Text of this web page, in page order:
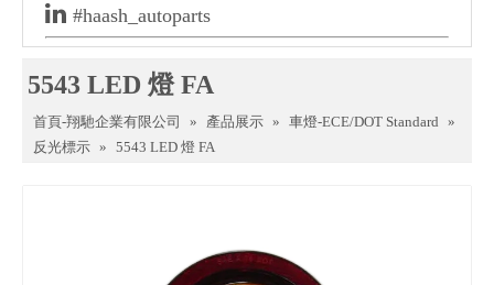
 #haash_autoparts
5543 LED 燈 FA
首頁-翔馳企業有限公司 » 產品展示 » 車燈-ECE/DOT Standard »
反光標示 » 5543 LED 燈 FA